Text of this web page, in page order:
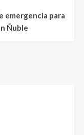
emergencia para
Ñuble